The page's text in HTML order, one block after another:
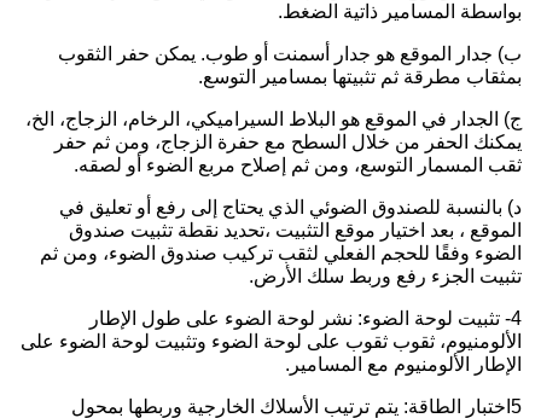
بواسطة المسامير ذاتية الضغط.
ب) جدار الموقع هو جدار أسمنت أو طوب. يمكن حفر الثقوب
بمثقاب مطرقة ثم تثبيتها بمسامير التوسع.
ج) الجدار في الموقع هو البلاط السيراميكي، الرخام، الزجاج، الخ،
يمكنك الحفر من خلال السطح مع حفرة الزجاج، ومن ثم حفر
ثقب المسمار التوسع، ومن ثم إصلاح مربع الضوء أو لصقه.
د) بالنسبة للصندوق الضوئي الذي يحتاج إلى رفع أو تعليق في
الموقع ، بعد اختيار موقع التثبيت ،تحديد نقطة تثبيت صندوق
الضوء وفقًا للحجم الفعلي لثقب تركيب صندوق الضوء، ومن ثم
تثبيت الجزء رفع وربط سلك الأرض.
4- تثبيت لوحة الضوء: نشر لوحة الضوء على طول الإطار
الألومنيوم، ثقوب ثقوب على لوحة الضوء وتثبيت لوحة الضوء على
الإطار الألومنيوم مع المسامير.
5اختبار الطاقة: يتم ترتيب الأسلاك الخارجية وربطها بمحول